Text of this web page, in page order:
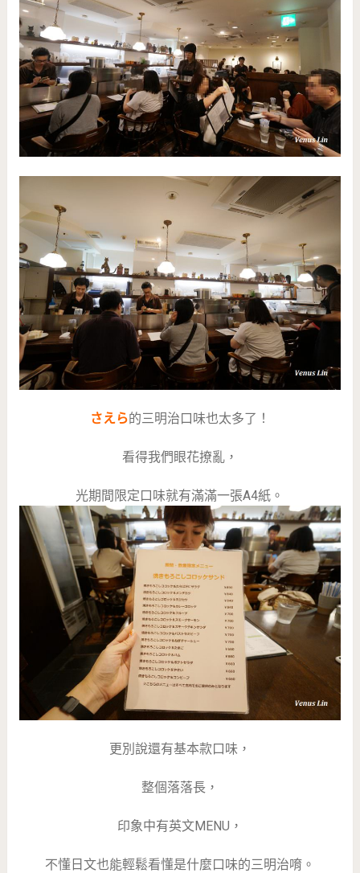
さえら的三明治口味也太多了！
看得我們眼花撩亂，
光期間限定口味就有滿滿一張A4紙。
更別說還有基本款口味，
整個落落長，
印象中有英文MENU，
不懂日文也能輕鬆看懂是什麼口味的三明治唷。